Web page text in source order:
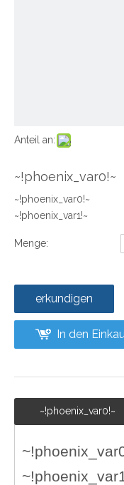
Anteil an:
~!phoenix_var0!~
~!phoenix_var0!~
~!phoenix_var1!~
Menge:
erkundigen
In den
~!phoenix_var0!~